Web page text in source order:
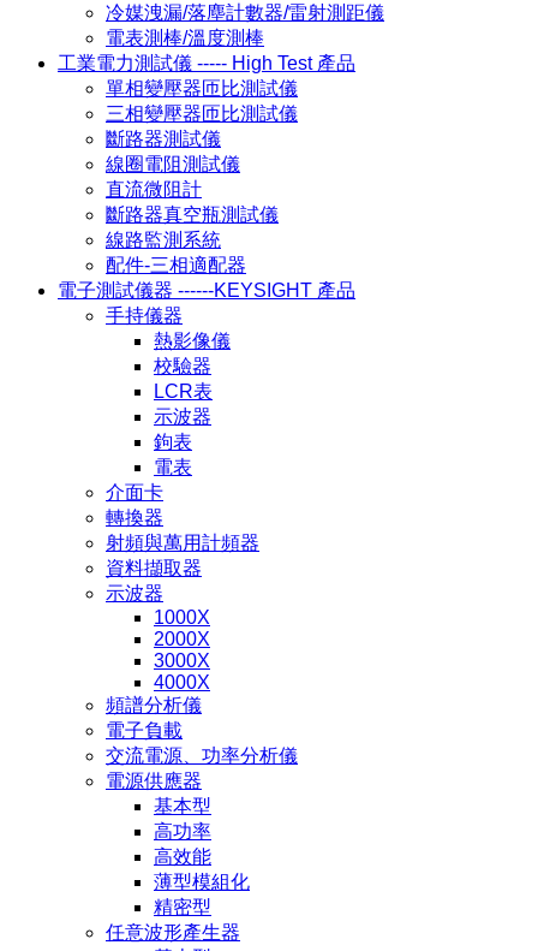
冷媒洩漏/落塵計數器/雷射測距儀
電表測棒/溫度測棒
工業電力測試儀 ----- High Test 產品
單相變壓器匝比測試儀
三相變壓器匝比測試儀
斷路器測試儀
線圈電阻測試儀
直流微阻計
斷路器真空瓶測試儀
線路監測系統
配件-三相適配器
電子測試儀器 ------KEYSIGHT 產品
手持儀器
熱影像儀
校驗器
LCR表
示波器
鉤表
電表
介面卡
轉換器
射頻與萬用計頻器
資料擷取器
示波器
1000X
2000X
3000X
4000X
頻譜分析儀
電子負載
交流電源、功率分析儀
電源供應器
基本型
高功率
高效能
薄型模組化
精密型
任意波形產生器